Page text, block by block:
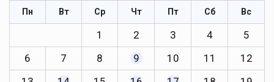
Пн Вт Ср Чт Пт Сб Вс
1 2 3 4
5
6
7 8 9 10 11
12